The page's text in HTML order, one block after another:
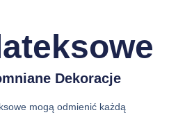
Dekoracje
mogą odmienić każdą